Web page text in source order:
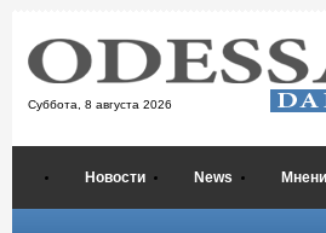
Суббота, 8 августа 2026
Новости News